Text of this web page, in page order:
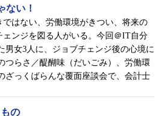
ない！
はない、労働環境がきつい、将来の
ンジを図る人がいる。今回＠IT自分
女3人に、ジョブチェンジ後の心境に
つらさ／醍醐味（だいごみ）、労働環
ざっくばらんな覆面座談会で、会計士
の